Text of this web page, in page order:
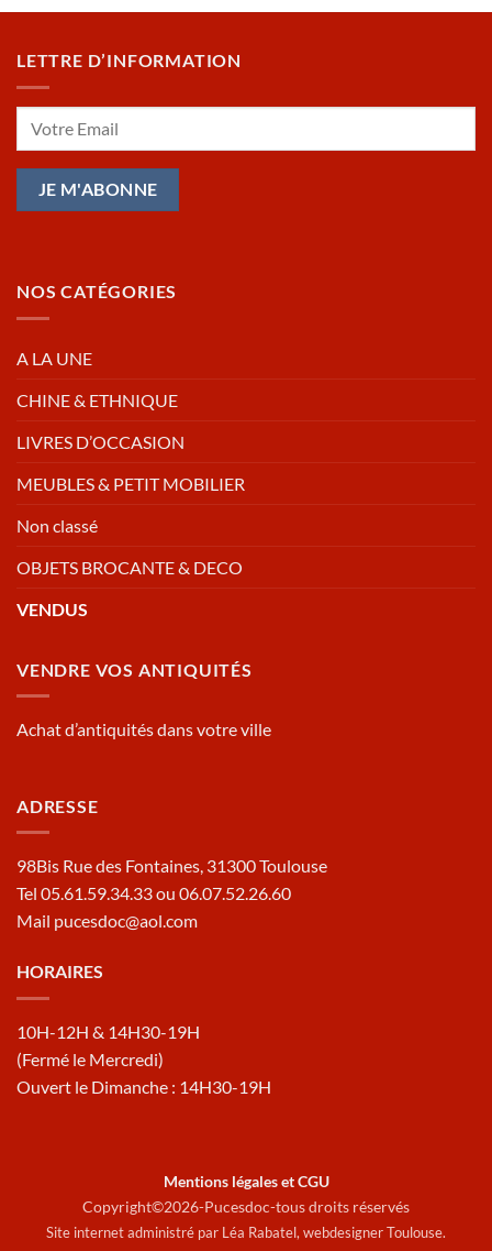
LETTRE D’INFORMATION
NOS CATÉGORIES
A LA UNE
CHINE & ETHNIQUE
LIVRES D’OCCASION
MEUBLES & PETIT MOBILIER
Non classé
OBJETS BROCANTE & DECO
VENDUS
VENDRE VOS ANTIQUITÉS
Achat d’antiquités dans votre ville
ADRESSE
98Bis Rue des Fontaines, 31300 Toulouse
Tel 05.61.59.34.33 ou 06.07.52.26.60
Mail pucesdoc@aol.com
HORAIRES
10H-12H & 14H30-19H
(Fermé le Mercredi)
Ouvert le Dimanche : 14H30-19H
Mentions légales et CGU
Copyright©2026-Pucesdoc-tous droits réservés
Site internet administré par Léa Rabatel, webdesigner Toulouse.